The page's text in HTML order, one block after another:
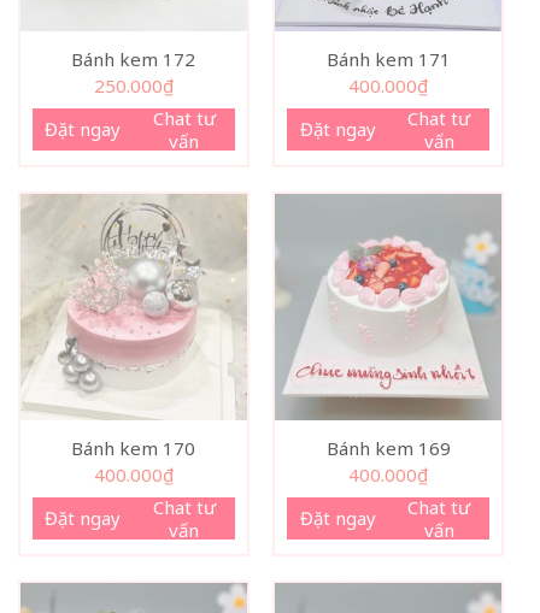
Bánh kem 172
250.000₫
Đặt ngay
Chat tư
vấn
Bánh kem 171
400.000₫
Đặt ngay
Chat tư
vấn
Bánh kem 170
400.000₫
Đặt ngay
Chat tư
vấn
Bánh kem 169
400.000₫
Đặt ngay
Chat tư
vấn